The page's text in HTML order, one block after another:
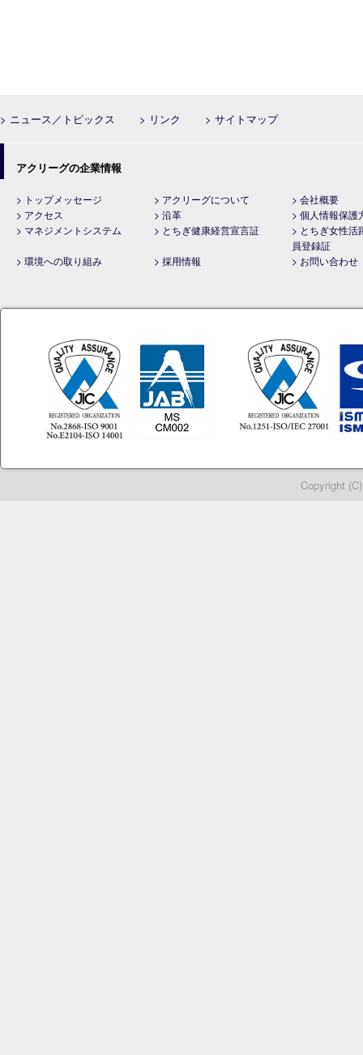
> ニュース／トピックス > リンク > サイトマップ
アクリーグの企業情報
> トップメッセージ > アクリーグについて
> 会社概要
> アクセス
> 沿革
> 個人情報保護
> マネジメントシステム
> とちぎ健康経営宣言証
> とちぎ女性活
員登録証
> 環境への取り組み
> 採用情報 > お問い合わせ
Copyright